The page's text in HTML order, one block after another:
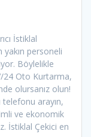
İstiklal
yakın personeli
Böylelikle
24 Oto Kurtarma,
olursanız olun!
telefonu arayın,
ve ekonomik
İstiklal Çekici en